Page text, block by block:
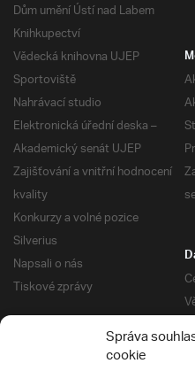
Správa
cookie
Dům umění Ústí nad Labem
Knihkupectví
Vědecká knihovna UJEP
Sportoviště
Nahrávací studio
Elektronická úřední deska –
Akademický senát UJEP
Zajišťování a vnitřní hodnocení
kvality
Konkurzy a volné pozice
Silverius
Napsali o nás
Tiskové zprávy